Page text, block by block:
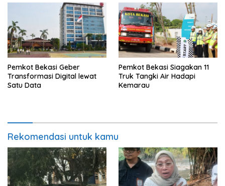
Pemkot Bekasi Geber
Transformasi Digital lewat
Satu Data
Pemkot Bekasi Siagakan 11
Truk Tangki Air Hadapi
Kemarau
Rekomendasi untuk kamu